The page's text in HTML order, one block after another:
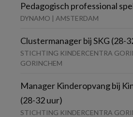
Pedagogisch professional
DYNAMO | AMSTERDAM
Clustermanager bij SKG (28-
STICHTING KINDERCENTRA
GORINCHEM
Manager Kinderopvang bij
(28-32 uur)
STICHTING KINDERCENTRA